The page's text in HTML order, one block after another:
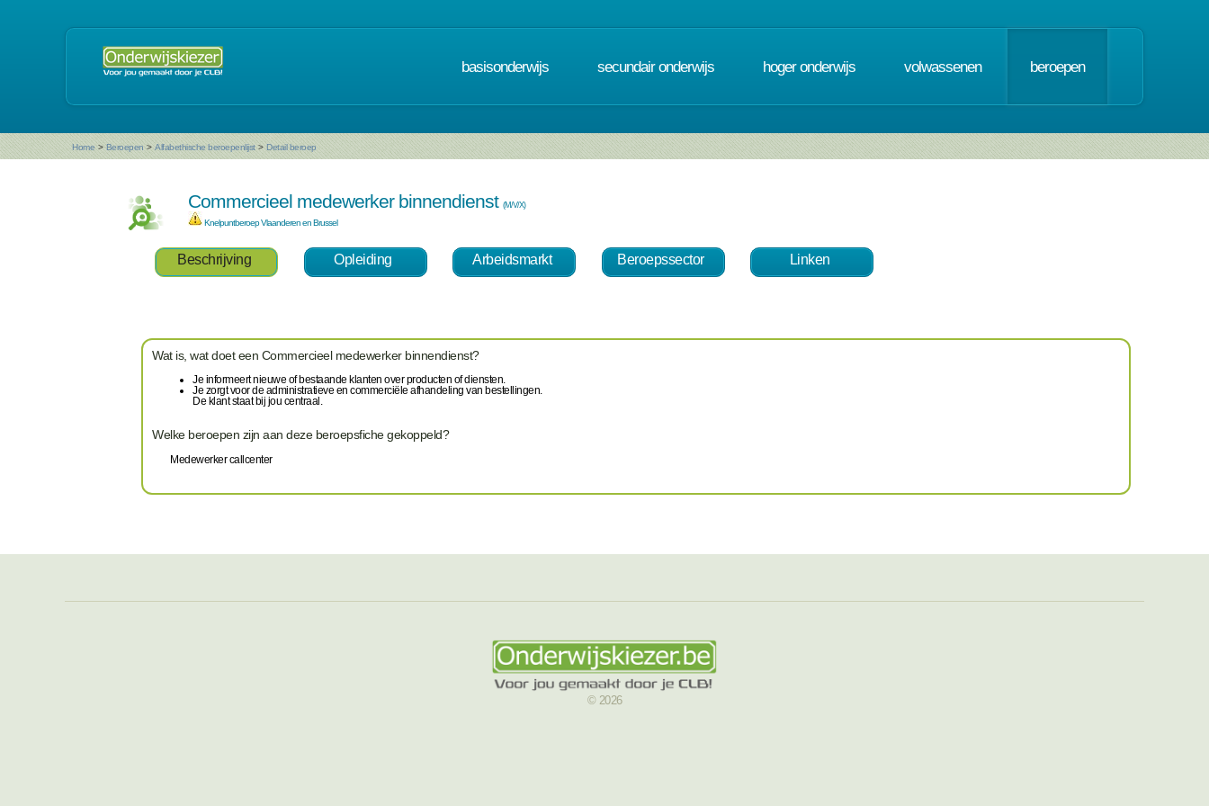
basisonderwijs secundair onderwijs hoger onderwijs volwassenen beroepen
Home > Beroepen > Alfabethische beroepenlijst > Detail beroep
Commercieel medewerker binnendienst (M/V/X)
Knelpuntberoep Vlaanderen en Brussel
Beschrijving Opleiding Arbeidsmarkt Beroepssector Linken
Wat is, wat doet een Commercieel medewerker binnendienst?
Je informeert nieuwe of bestaande klanten over producten of diensten.
Je zorgt voor de administratieve en commerciële afhandeling van bestellingen.
De klant staat bij jou centraal.
Welke beroepen zijn aan deze beroepsfiche gekoppeld?
Medewerker callcenter
© 2026